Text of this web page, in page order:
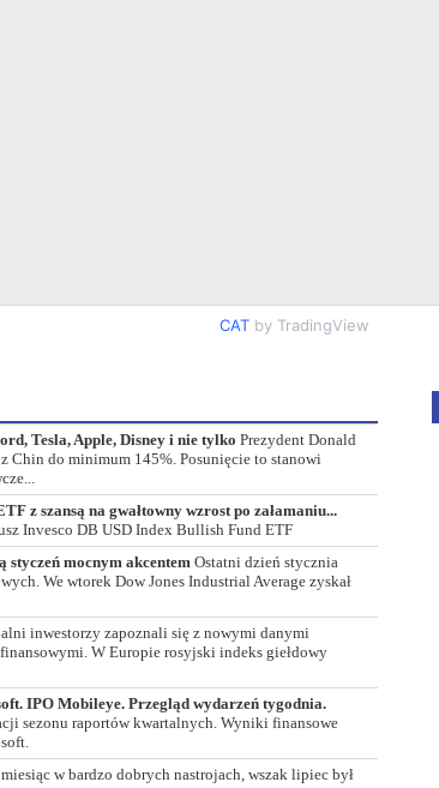
CATby TradingView
Tesla, Apple, Disney i nie tylko Prezydent Donald
Chin do minimum 145%. Posunięcie to stanowi
z szansą na gwałtowny wzrost po załamaniu...
Invesco DB USD Index Bullish Fund ETF
styczeń mocnym akcentem Ostatni dzień stycznia
We wtorek Dow Jones Industrial Average zyskał
inwestorzy zapoznali się z nowymi danymi
W Europie rosyjski indeks giełdowy
IPO Mobileye. Przegląd wydarzeń tygodnia.
sezonu raportów kwartalnych. Wyniki finansowe
w bardzo dobrych nastrojach, wszak lipiec był